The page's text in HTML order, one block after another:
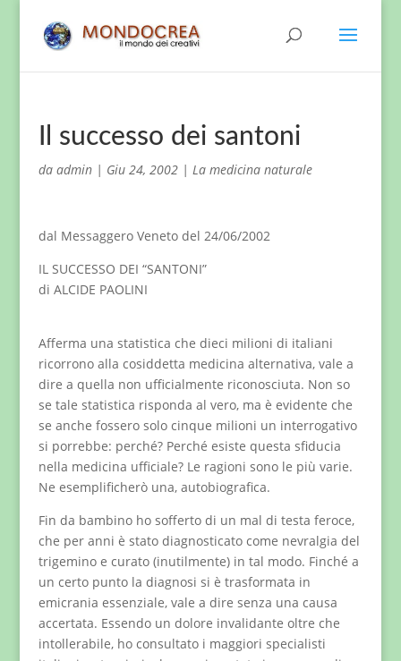
Il successo dei santoni
da admin| Giu 24, 2002| La medicina naturale
dal Messaggero Veneto del 24/06/2002
IL SUCCESSO DEI “SANTONI”
di ALCIDE PAOLINI
Afferma una statistica che dieci milioni di italiani
ricorrono alla cosiddetta medicina alternativa, vale a
dire a quella non ufficialmente riconosciuta. Non so
se tale statistica risponda al vero, ma è evidente che
se anche fossero solo cinque milioni un interrogativo
si porrebbe: perché? Perché esiste questa sfiducia
nella medicina ufficiale? Le ragioni sono le più varie.
Ne esemplificherò una, autobiografica.
Fin da bambino ho sofferto di un mal di testa feroce,
che per anni è stato diagnosticato come nevralgia del
trigemino e curato (inutilmente) in tal modo. Finché a
un certo punto la diagnosi si è trasformata in
emicrania essenziale, vale a dire senza una causa
accertata. Essendo un dolore invalidante oltre che
intollerabile, ho consultato i maggiori specialisti